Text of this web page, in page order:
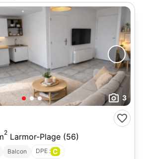
3
2 Larmor-Plage (56)
Balcon DPE : C